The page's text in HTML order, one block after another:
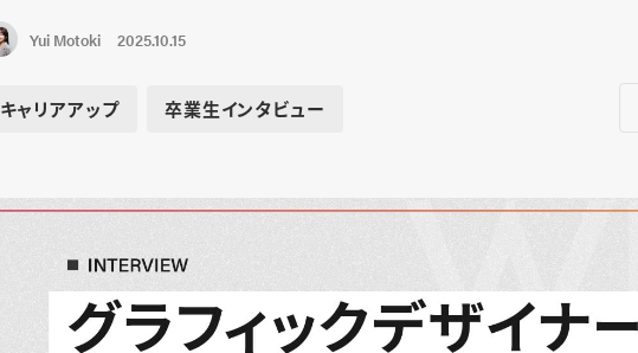
Yui Motoki 2025.10.15
キャリアアップ 卒業生インタビュー